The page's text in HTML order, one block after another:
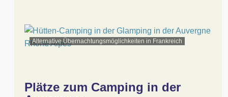
Alternative Übernachtungsmöglichkeiten in Frankreich
Plätze zum Camping in der